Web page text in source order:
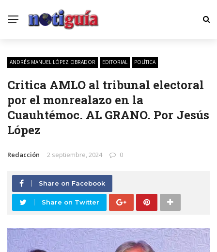
ANDRÉS MANUEL LÓPEZ OBRADOR EDITORIAL POLÍTICA
Critica AMLO al tribunal electoral
por el monrealazo en la
Cuauhtémoc. AL GRANO. Por Jesús
López
Redacción 2 septiembre, 2024 0
Share on Facebook
Share on Twitter